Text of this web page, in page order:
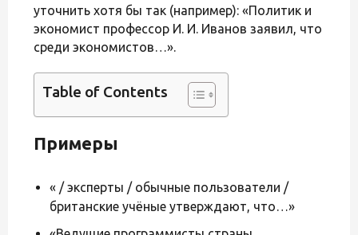
уточнить хотя бы так (например): «Политик и
экономист профессор И. И. Иванов заявил, что
среди экономистов…».
Table of Contents
Примеры
« / эксперты / обычные пользователи /
британские учёные утверждают, что…»